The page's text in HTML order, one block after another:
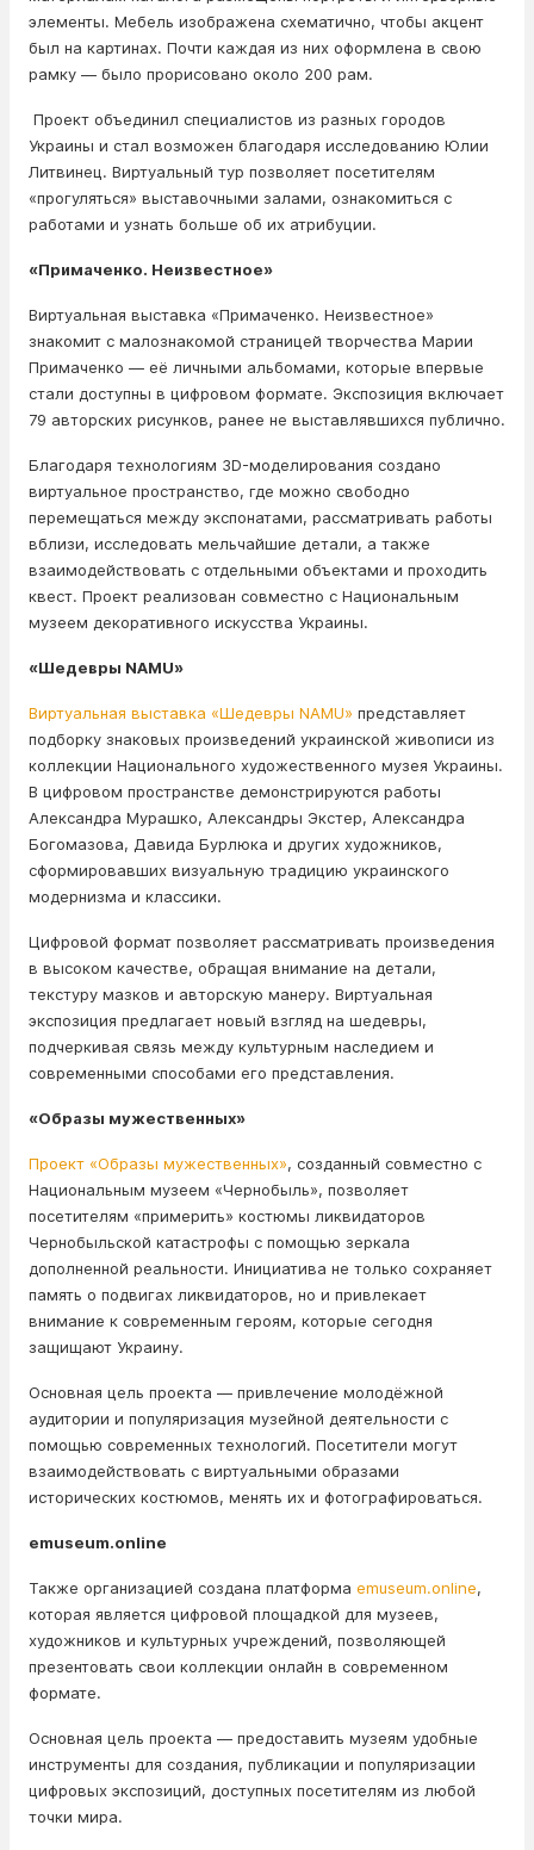
элементы. Мебель изображена схематично, чтобы акцент
был на картинах. Почти каждая из них оформлена в свою
рамку — было прорисовано около 200 рам.
Проект объединил специалистов из разных городов
Украины и стал возможен благодаря исследованию Юлии
Литвинец. Виртуальный тур позволяет посетителям
«прогуляться» выставочными залами, ознакомиться с
работами и узнать больше об их атрибуции.
«Примаченко. Неизвестное»
Виртуальная выставка «Примаченко. Неизвестное»
знакомит с малознакомой страницей творчества Марии
Примаченко — её личными альбомами, которые впервые
стали доступны в цифровом формате. Экспозиция включает
79 авторских рисунков, ранее не выставлявшихся публично.
Благодаря технологиям 3D-моделирования создано
виртуальное пространство, где можно свободно
перемещаться между экспонатами, рассматривать работы
вблизи, исследовать мельчайшие детали, а также
взаимодействовать с отдельными объектами и проходить
квест. Проект реализован совместно с Национальным
музеем декоративного искусства Украины.
«Шедевры NAMU»
Виртуальная выставка «Шедевры NAMU» представляет
подборку знаковых произведений украинской живописи из
коллекции Национального художественного музея Украины.
В цифровом пространстве демонстрируются работы
Александра Мурашко, Александры Экстер, Александра
Богомазова, Давида Бурлюка и других художников,
сформировавших визуальную традицию украинского
модернизма и классики.
Цифровой формат позволяет рассматривать произведения
в высоком качестве, обращая внимание на детали,
текстуру мазков и авторскую манеру. Виртуальная
экспозиция предлагает новый взгляд на шедевры,
подчеркивая связь между культурным наследием и
современными способами его представления.
«Образы мужественных»
Проект «Образы мужественных», созданный совместно с
Национальным музеем «Чернобыль», позволяет
посетителям «примерить» костюмы ликвидаторов
Чернобыльской катастрофы с помощью зеркала
дополненной реальности. Инициатива не только сохраняет
память о подвигах ликвидаторов, но и привлекает
внимание к современным героям, которые сегодня
защищают Украину.
Основная цель проекта — привлечение молодёжной
аудитории и популяризация музейной деятельности с
помощью современных технологий. Посетители могут
взаимодействовать с виртуальными образами
исторических костюмов, менять их и фотографироваться.
emuseum.online
Также организацией создана платформа emuseum.online,
которая является цифровой площадкой для музеев,
художников и культурных учреждений, позволяющей
презентовать свои коллекции онлайн в современном
формате.
Основная цель проекта — предоставить музеям удобные
инструменты для создания, публикации и популяризации
цифровых экспозиций, доступных посетителям из любой
точки мира.